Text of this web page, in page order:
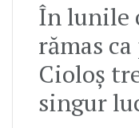
În lunile
rămas
Cioloș
singur